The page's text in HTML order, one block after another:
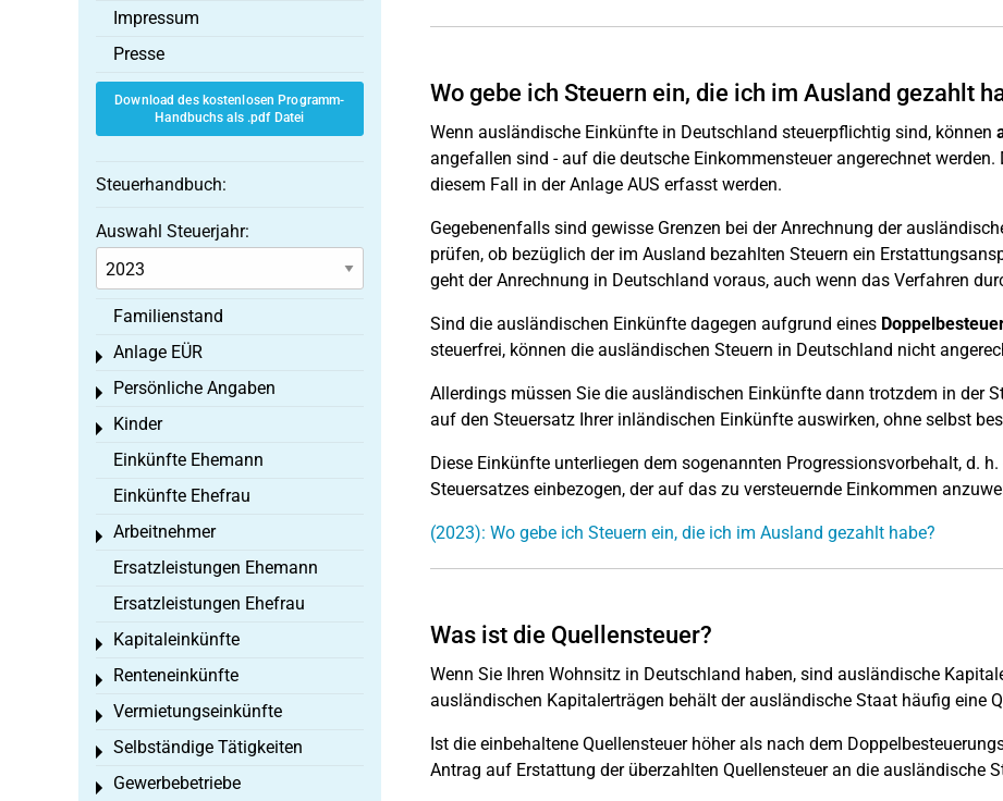
Wo gebe ich Steuern ein, die ich im Ausland gezahlt
Wenn ausländische Einkünfte in Deutschland steuerpflichtig sind, können
angefallen sind - auf die deutsche Einkommensteuer angerechnet
diesem Fall in der Anlage AUS erfasst werden.
Gegebenenfalls sind gewisse Grenzen bei der Anrechnung der
prüfen, ob bezüglich der im Ausland bezahlten Steuern ein
geht der Anrechnung in Deutschland voraus, auch wenn das Verfahren
Sind die ausländischen Einkünfte dagegen aufgrund eines
steuerfrei, können die ausländischen Steuern in Deutschland nicht
Allerdings müssen Sie die ausländischen Einkünfte dann trotzdem in der
auf den Steuersatz Ihrer inländischen Einkünfte auswirken, ohne selbst
Diese Einkünfte unterliegen dem sogenannten Progressionsvorbehalt, d.
Steuersatzes einbezogen, der auf das zu versteuernde Einkommen
(2023): Wo gebe ich Steuern ein, die ich im Ausland gezahlt habe?
Was ist die Quellensteuer?
Wenn Sie Ihren Wohnsitz in Deutschland haben, sind ausländische
ausländischen Kapitalerträgen behält der ausländische Staat häufig eine
Ist die einbehaltene Quellensteuer höher als nach dem
Antrag auf Erstattung der überzahlten Quellensteuer an die ausländische
Impressum
Presse
Download des kostenlosen Programm-
Handbuchs als .pdf Datei
Steuerhandbuch:
Auswahl Steuerjahr:
Familienstand
Anlage EÜR
Toggle menu
Persönliche Angaben
Toggle menu
Kinder
Toggle menu
Einkünfte Ehemann
Einkünfte Ehefrau
Arbeitnehmer
Toggle menu
Ersatzleistungen Ehemann
Ersatzleistungen Ehefrau
Kapitaleinkünfte
Toggle menu
Renteneinkünfte
Toggle menu
Vermietungseinkünfte
Toggle menu
Selbständige Tätigkeiten
Toggle menu
Gewerbebetriebe
Toggle menu